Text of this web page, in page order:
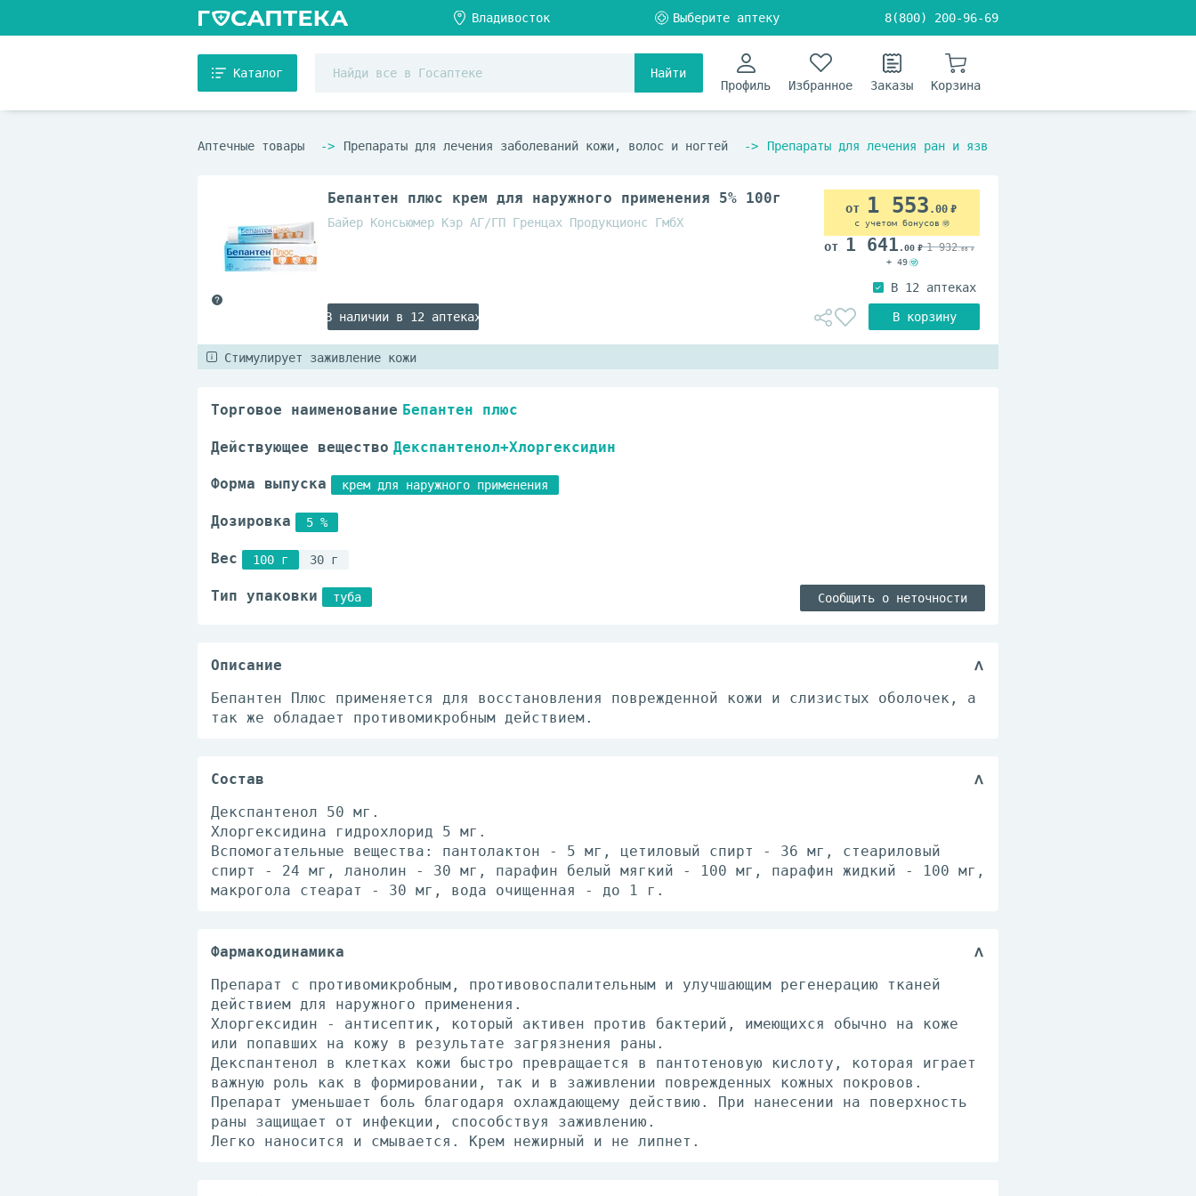
8(800) 200-96-69
Каталог
Найти
Профиль
Избранное Заказы Корзина
Аптечные товары Препараты для лечения заболеваний кожи, волос и ногтей Препараты для лечения ран и язв
Бепантен плюс крем для наружного применения 5% 100г
Байер Консьюмер Кэр АГ/ГП Гренцах Продукционс ГмбХ
В наличии в 12 аптеках
1 553 .00
с учетом бонусов
1 641 .00 1 932.00
+ 49
Стимулирует заживление кожи
Торговое наименование Бепантен плюс
Действующее вещество Декспантенол+Хлоргексидин
Форма выпуска крем для наружного применения
Дозировка 5 %
Вес 100 г 30 г
Тип упаковки туба Сообщить о неточности
Описание
Бепантен Плюс применяется для восстановления поврежденной кожи и слизистых оболочек, а
так же обладает противомикробным действием.
Состав
Декспантенол 50 мг.
Хлоргексидина гидрохлорид 5 мг.
Вспомогательные вещества: пантолактон - 5 мг, цетиловый спирт - 36 мг, стеариловый
спирт - 24 мг, ланолин - 30 мг, парафин белый мягкий - 100 мг, парафин жидкий - 100 мг,
макрогола стеарат - 30 мг, вода очищенная - до 1 г.
Фармакодинамика
Препарат с противомикробным, противовоспалительным и улучшающим регенерацию тканей
действием для наружного применения.
Хлоргексидин - антисептик, который активен против бактерий, имеющихся обычно на коже
или попавших на кожу в результате загрязнения раны.
Декспантенол в клетках кожи быстро превращается в пантотеновую кислоту, которая играет
важную роль как в формировании, так и в заживлении поврежденных кожных покровов.
Препарат уменьшает боль благодаря охлаждающему действию. При нанесении на поверхность
раны защищает от инфекции, способствуя заживлению.
Легко наносится и смывается. Крем нежирный и не липнет.